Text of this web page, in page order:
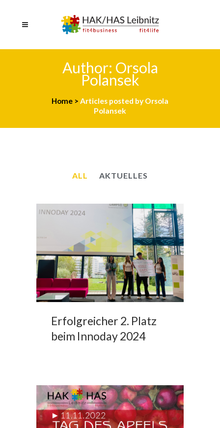
Author: Orsola
Polansek
Home > Articles posted by Orsola
Polansek
ALL AKTUELLES
Erfolgreicher 2. Platz
beim Innoday 2024